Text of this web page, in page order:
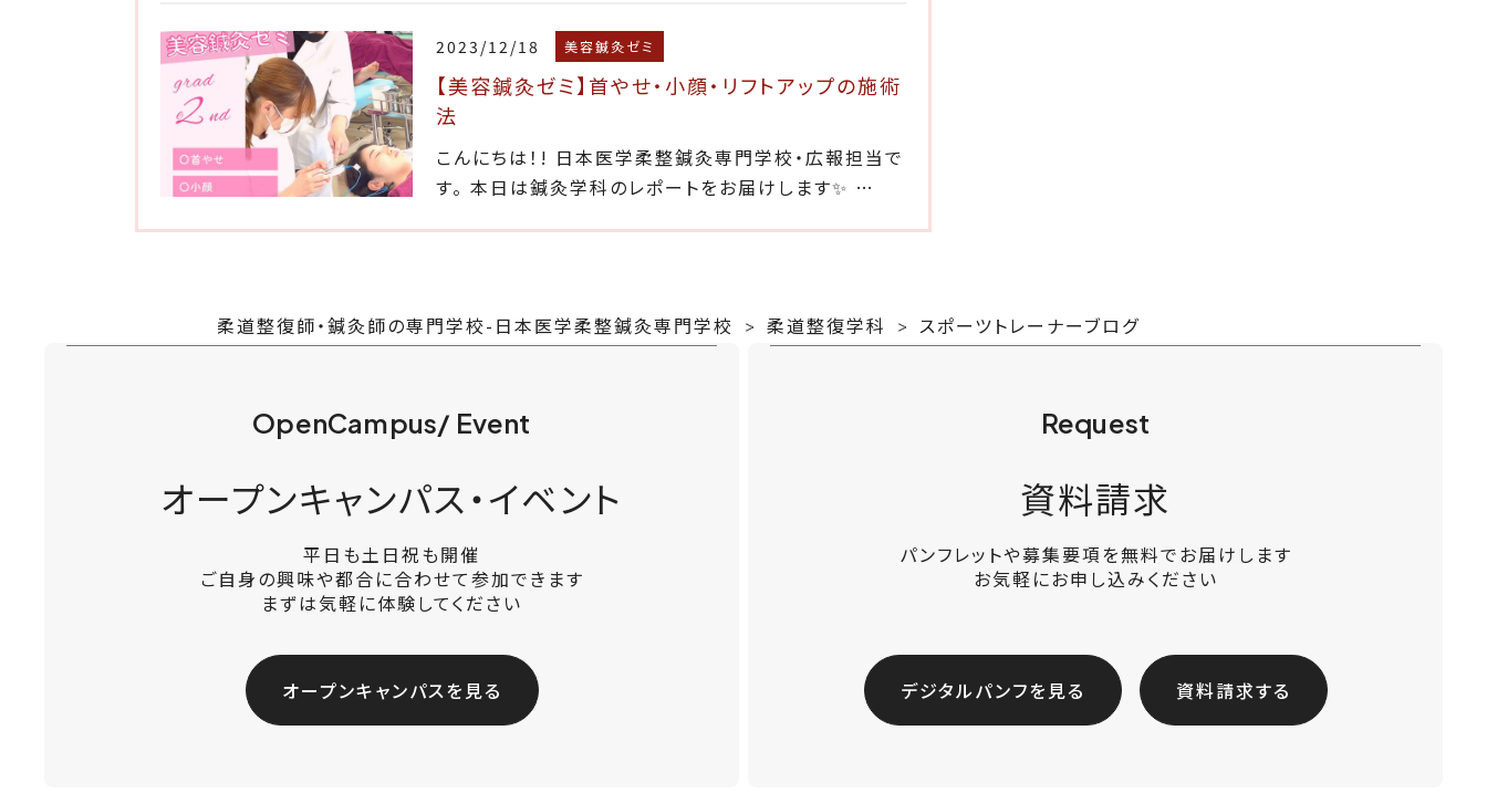
2023/12/18 美容鍼灸ゼミ
【美容鍼灸ゼミ】首やせ・小顔・リフトアップの施術
法
こんにちは！! 日本医学柔整鍼灸専門学校・広報担当で
す。 本日は鍼灸学科のレポートをお届けします✨ …
柔道整復師・鍼灸師の専門学校-日本医学柔整鍼灸専門学校 柔道整復学科 スポーツトレーナーブログ
OpenCampus/ Event
オープンキャンパス・イベント
平日も土日祝も開催
ご自身の興味や都合に合わせて参加できます
まずは気軽に体験してください
オープンキャンパスを見る
Request
資料請求
パンフレットや募集要項を無料でお届けします
お気軽にお申し込みください
デジタルパンフを見る 資料請求する